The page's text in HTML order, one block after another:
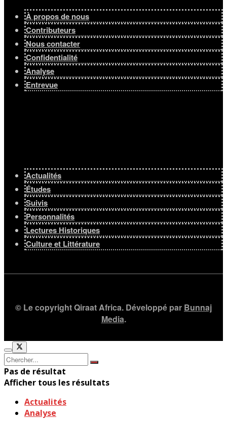
À propos de nous
Contributeurs
Nous contacter
Confidentialité
Analyse
Entrevue
Actualités
Études
Suivis
Personnalités
Lectures Historiques
Culture et Littérature
© Le copyright Qiraat Africa. Développé par Bunnaj
Media.
Pas de résultat
Afficher tous les résultats
Actualités
Analyse